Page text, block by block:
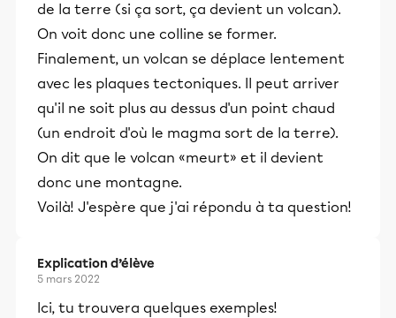
de la terre (si ça sort, ça devient un volcan).
On voit donc une colline se former.
Finalement, un volcan se déplace lentement
avec les plaques tectoniques. Il peut arriver
qu'il ne soit plus au dessus d'un point chaud
(un endroit d'où le magma sort de la terre).
On dit que le volcan «meurt» et il devient
donc une montagne.
Voilà! J'espère que j'ai répondu à ta question!
Explication d’élève
5 mars 2022
Ici, tu trouvera quelques exemples!